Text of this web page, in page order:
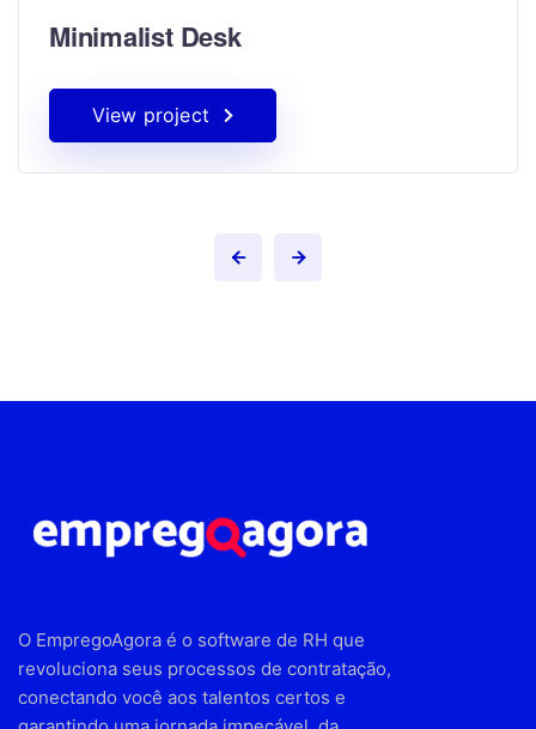
Minimalist Desk
View project
O EmpregoAgora é o software de RH que
revoluciona seus processos de contratação,
conectando você aos talentos certos e